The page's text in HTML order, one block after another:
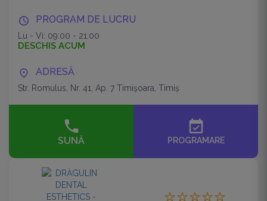
PROGRAM DE LUCRU
Lu - Vi: 09:00 - 21:00
DESCHIS ACUM
ADRESĂ
Str. Romulus, Nr. 41, Ap. 7 Timişoara, Timiș
SUNĂ
event_available
PROGRAMARE